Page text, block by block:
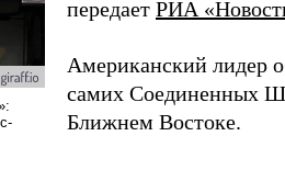
передает РИА
Американский лидер
самих Соединенных
Ближнем Востоке.